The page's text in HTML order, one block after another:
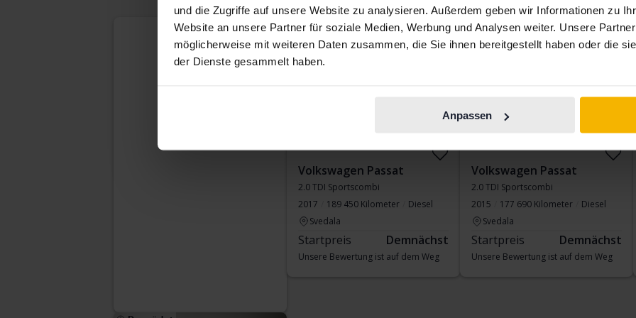
und die Zugriffe auf unsere Website zu analysieren. Außerdem geben wir Informationen zu
Website an unsere Partner für soziale Medien, Werbung und Analysen weiter. Unsere
möglicherweise mit weiteren Daten zusammen, die Sie ihnen bereitgestellt haben oder die
der Dienste gesammelt haben.
Anpassen
Demnächst
Volkswagen Passat
2.0 TDI Sportscombi
2017
189 450 Kilometer
Diesel
Svedala
Startpreis Demnächst
Unsere Bewertung ist auf dem Weg
Demnächst
Volkswagen Passat
2.0 TDI Sportscombi
2015
177 690 Kilometer
Diesel
Svedala
Startpreis Demnächst
Unsere Bewertung ist auf dem Weg